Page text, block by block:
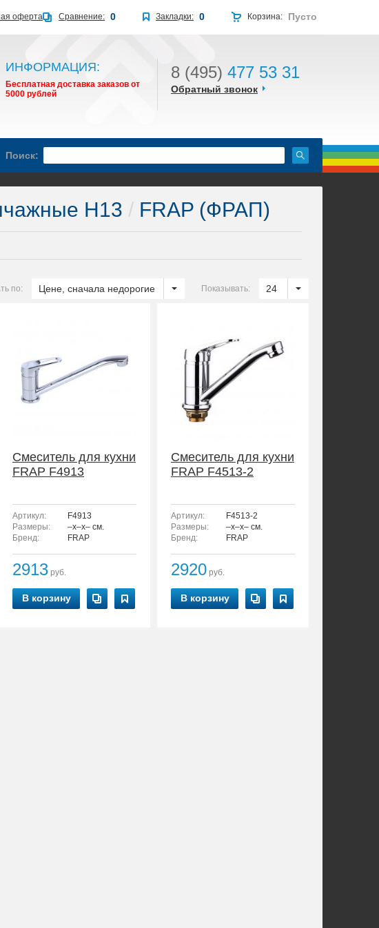
ИНФОРМАЦИЯ:
Бесплатная доставка заказов от
5000 рублей
8 (495) 477 53 31
Обратный звонок
Поиск:
H13 / FRAP (ФРАП)
Показывать: 24
по: Цене, сначала недорогие
Смеситель для кухни
FRAP F4913
Артикул:
F4913
Размеры:
–x–x– см.
Бренд:
FRAP
2913 руб.
В корзину
Смеситель для кухни
FRAP F4513-2
Артикул:
F4513-2
Размеры:
–x–x– см.
Бренд:
FRAP
2920 руб.
В корзину
оферта Корзина: Пусто
Закладки: 0
Сравнение: 0